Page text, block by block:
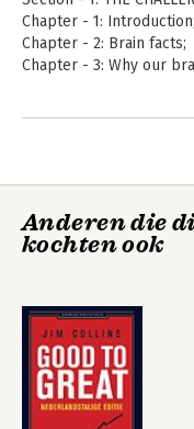
Chapter - 1: Introduction;
Chapter - 2: Brain facts;
Chapter - 3: Why our
Chapter - 7: Decision-
Chapter - 8:
Chapter - 10: Applying
Anderen die
kochten ook